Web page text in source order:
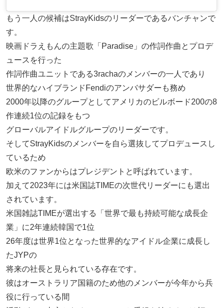
もう一人の候補はStrayKidsのリーダーであるバンチャンで
す。
映画ドラえもんの主題歌「Paradise」の作詞作曲とプロデ
ュースを行った
作詞作曲ユニットである3rachaのメンバーの一人であり
世界的なハイブランドFendiのアンバサダーも務め
2000年以降のグループとしてアメリカのビルボード200の8
作連続1位の記録をもつ
グローバルアイドルグループのリーダーです。
そしてStrayKidsのメンバーを自ら選抜してプロデュースし
ているため
欧米のファンからはプレジデントと呼ばれています。
加えて2023年には米国誌TIMEの次世代リーダーにも選出
されています。
米国雑誌TIMEが選出する「世界で最も持続可能な成長企
業」に2年連続韓国で1位
26年度は世界1位となった世界的なアイドル企業に成長し
たJYPの
将来の社長と見られている存在です。
彼はオーストラリア国籍のため他のメンバーが今年から兵
役に行っている間